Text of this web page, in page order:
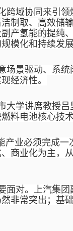
跨域协同来引
制取、高效储
产氢能的提纯
模化和持续发
场景驱动、系
经济性。
大学讲席教授
料电池核心技
产业必须完成
商业化为主，
面对。上汽集
非常突出；基